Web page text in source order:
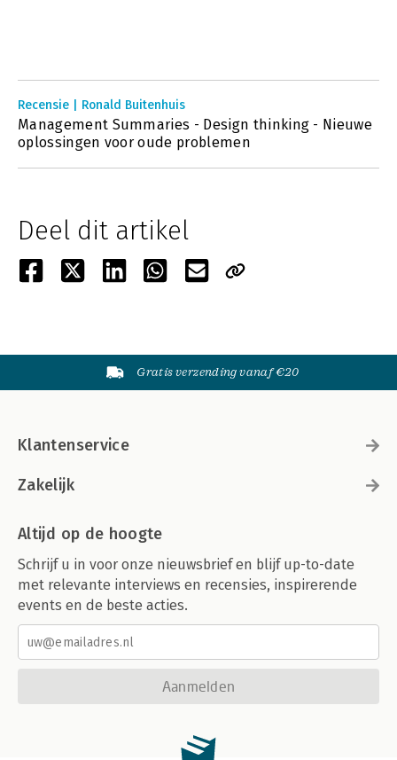
Recensie | Ronald Buitenhuis
Management Summaries - Design thinking - Nieuwe
oplossingen voor oude problemen
Deel dit artikel
Gratis verzending vanaf €20
Klantenservice
Zakelijk
Altijd op de hoogte
Schrijf u in voor onze nieuwsbrief en blijf up-to-date
met relevante interviews en recensies, inspirerende
events en de beste acties.
Aanmelden